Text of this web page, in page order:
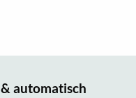
automatisch